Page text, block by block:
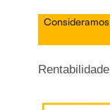
Consideramos
Rentabilidade